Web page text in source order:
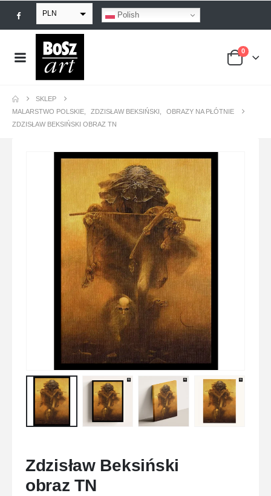
PLN
EUR
USD
Polish
0
SKLEP
MALARSTWO POLSKIE
ZDZISŁAW BEKSIŃSKI
OBRAZY NA PŁÓTNIE
ZDZISŁAW BEKSIŃSKI OBRAZ TN
Zdzisław Beksiński
obraz TN